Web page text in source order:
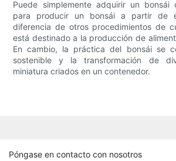
Puede simplemente adquirir un bonsái
para producir un bonsái a partir de
diferencia de otros procedimientos de
está destinado a la producción de
En cambio, la práctica del bonsái se
sostenible y la transformación de
miniatura criados en un contenedor.
Póngase en contacto con nosotros